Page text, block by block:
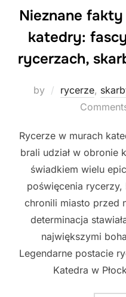
Nieznane
katedry:
rycerzach,
by rycerze,
Rycerze w murach
brali udział w obronie
świadkiem wielu
poświęcenia
chronili miasto przed
determinacja
największymi
Legendarne postacie
Katedra w